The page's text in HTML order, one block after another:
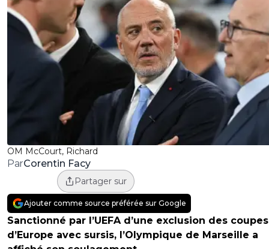
OM McCourt, Richard
ParCorentin Facy
Partager sur
Ajouter comme source préférée sur Google
Sanctionné par l’UEFA d’une exclusion des coupes
d’Europe avec sursis, l’Olympique de Marseille a